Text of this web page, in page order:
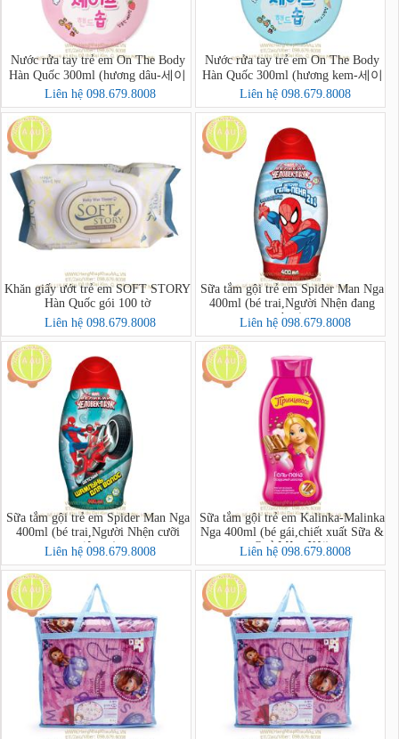
Nước rửa tay trẻ em On The Body
Hàn Quốc 300ml (hương dâu-세이
프핸드솝)
Liên hệ 098.679.8008
Nước rửa tay trẻ em On The Body
Hàn Quốc 300ml (hương kem-세이
프핸드솝)
Liên hệ 098.679.8008
Khăn giấy ướt trẻ em SOFT STORY
Hàn Quốc gói 100 tờ
Liên hệ 098.679.8008
Sữa tắm gội trẻ em Spider Man Nga
400ml (bé trai,Người Nhện đang
bay)
Liên hệ 098.679.8008
Sữa tắm gội trẻ em Spider Man Nga
400ml (bé trai,Người Nhện cưỡi
siêu xe)
Liên hệ 098.679.8008
Sữa tắm gội trẻ em Kalinka-Malinka
Nga 400ml (bé gái,chiết xuất Sữa &
Quả Mâm Xôi)
Liên hệ 098.679.8008